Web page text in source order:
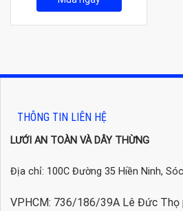
1.200.000₫.
THÔNG TIN LIÊN HỆ
LƯỚI AN TOÀN VÀ DÂY THỪNG
Địa chỉ: 100C Đường 35 Hiền Ninh,
VPHCM: 736/186/39A Lê Đức Thọ